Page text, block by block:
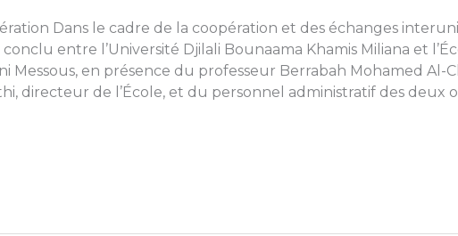
Dans le cadre de la coopération et des échanges
entre l’Université Djilali Bounaama Khamis Miliana et
Messous, en présence du professeur Berrabah Mohamed Al-
directeur de l’École, et du personnel administratif des deux